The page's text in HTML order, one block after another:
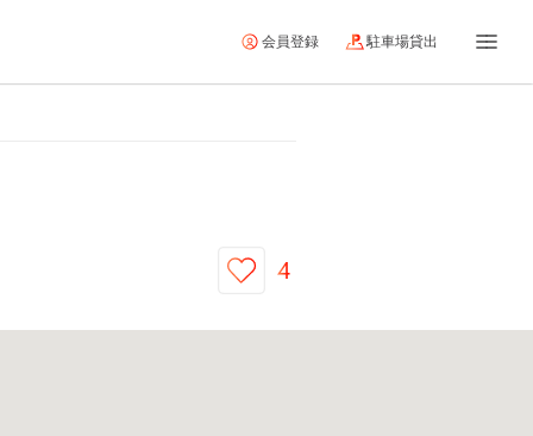
会員登録 駐車場貸出
4